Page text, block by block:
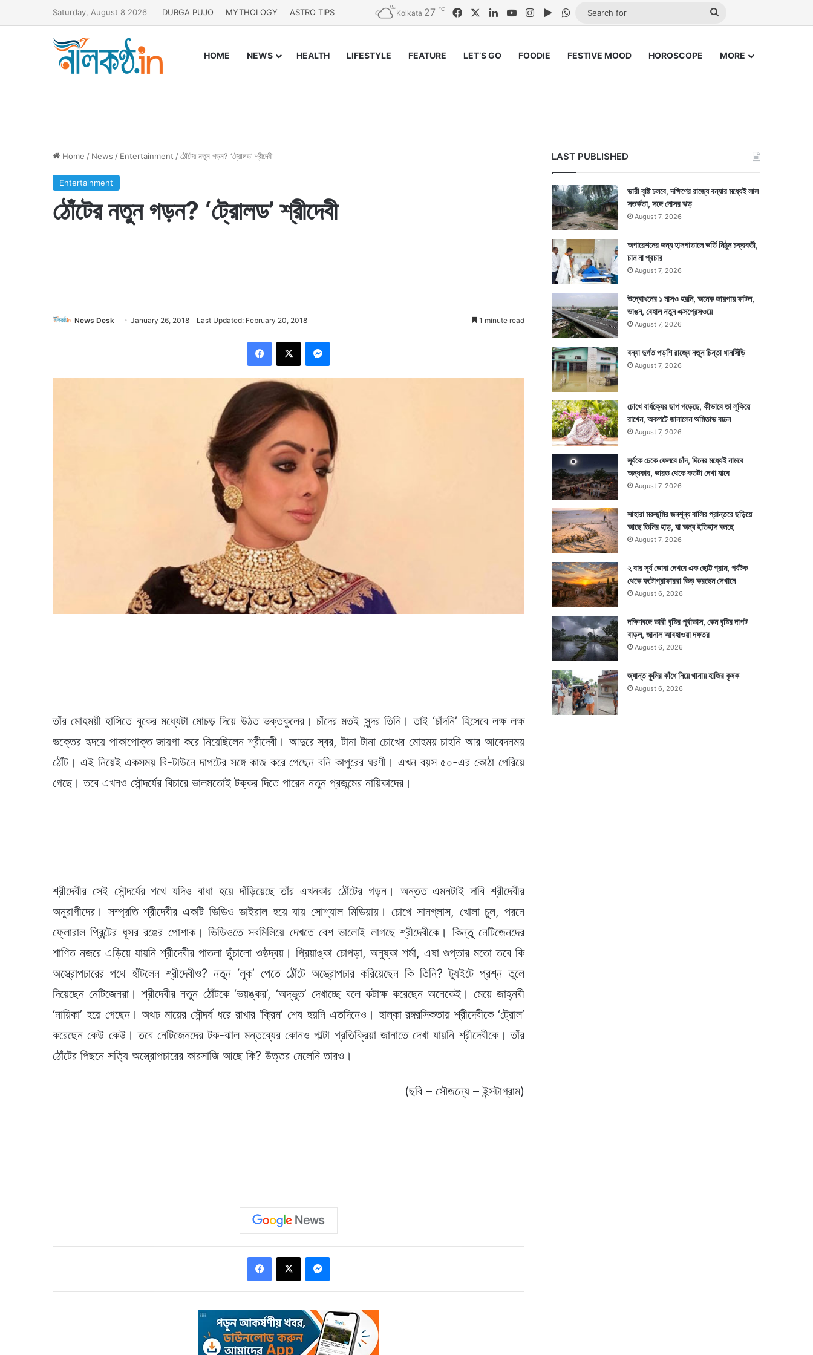
Saturday, August 8 2026 DURGA PUJO MYTHOLOGY ASTRO TIPS Kolkata 27 ℃ FacebookLinkedInYouTubeInstagram
Google Play
WhatsApp
HOME NEWS HEALTH LIFESTYLE FEATURE LET’S GO FOODIE FESTIVE MOOD HOROSCOPE MORE
Home / News / Entertainment /ঠোঁটের নতুন গড়ন? ‘ট্রোলড’ শ্রীদেবী
Entertainment
ঠোঁটের নতুন গড়ন? ‘ট্রোলড’ শ্রীদেবী
News Desk January 26, 2018 Last Updated: February 20, 2018 1 minute read
তাঁর মোহময়ী হাসিতে বুকের মধ্যেটা মোচড় দিয়ে উঠত ভক্তকুলের। চাঁদের মতই সুন্দর তিনি। তাই ‘চাঁদনি’ হিসেবে লক্ষ লক্ষ
ভক্তের হৃদয়ে পাকাপোক্ত জায়গা করে নিয়েছিলেন শ্রীদেবী। আদুরে স্বর, টানা টানা চোখের মোহময় চাহনি আর আবেদনময়
ঠোঁট। এই নিয়েই একসময় বি-টাউনে দাপটের সঙ্গে কাজ করে গেছেন বনি কাপুরের ঘরণী। এখন বয়স ৫০-এর কোঠা পেরিয়ে
গেছে। তবে এখনও সৌন্দর্যের বিচারে ভালমতোই টক্কর দিতে পারেন নতুন প্রজন্মের নায়িকাদের।
শ্রীদেবীর সেই সৌন্দর্যের পথে যদিও বাধা হয়ে দাঁড়িয়েছে তাঁর এখনকার ঠোঁটের গড়ন। অন্তত এমনটাই দাবি শ্রীদেবীর
অনুরাগীদের। সম্প্রতি শ্রীদেবীর একটি ভিডিও ভাইরাল হয়ে যায় সোশ্যাল মিডিয়ায়। চোখে সানগ্লাস, খোলা চুল, পরনে
ফ্লোরাল প্রিন্টের ধূসর রঙের পোশাক। ভিডিওতে সবমিলিয়ে দেখতে বেশ ভালোই লাগছে শ্রীদেবীকে। কিন্তু নেটিজেনদের
শাণিত নজরে এড়িয়ে যায়নি শ্রীদেবীর পাতলা ছুঁচালো ওষ্ঠদ্বয়। প্রিয়াঙ্কা চোপড়া, অনুষ্কা শর্মা, এষা গুপ্তার মতো তবে কি
অস্ত্রোপচারের পথে হাঁটলেন শ্রীদেবীও? নতুন ‘লুক’ পেতে ঠোঁটে অস্ত্রোপচার করিয়েছেন কি তিনি? ট্যুইটে প্রশ্ন তুলে
দিয়েছেন নেটিজেনরা। শ্রীদেবীর নতুন ঠোঁটকে ‘ভয়ঙ্কর’, ‘অদ্ভুত’ দেখাচ্ছে বলে কটাক্ষ করেছেন অনেকেই। মেয়ে জাহ্নবী
‘নায়িকা’ হয়ে গেছেন। অথচ মায়ের সৌন্দর্য ধরে রাখার ‘ক্রিম’ শেষ হয়নি এতদিনেও। হাল্কা রঙ্গরসিকতায় শ্রীদেবীকে ‘ট্রোল’
করেছেন কেউ কেউ। তবে নেটিজেনদের টক-ঝাল মন্তব্যের কোনও পাল্টা প্রতিক্রিয়া জানাতে দেখা যায়নি শ্রীদেবীকে। তাঁর
ঠোঁটের পিছনে সত্যি অস্ত্রোপচারের কারসাজি আছে কি? উত্তর মেলেনি তারও।
(ছবি – সৌজন্যে – ইন্সটাগ্রাম)
LAST PUBLISHED
ভারী বৃষ্টি চলবে, দক্ষিণের রাজ্যে বন্যার মধ্যেই লাল
সতর্কতা, সঙ্গে দোসর ঝড়
August 7, 2026
অপারেশনের জন্য হাসপাতালে ভর্তি মিঠুন চক্রবর্তী,
চান না প্রচার
August 7, 2026
উদ্বোধনের ১ মাসও হয়নি, অনেক জায়গায় ফাটল,
ভাঙন, বেহাল নতুন এক্সপ্রেসওয়ে
August 7, 2026
বন্যা দুর্গত পড়শি রাজ্যে নতুন চিন্তা ধানসিঁড়ি
August 7, 2026
চোখে বার্ধক্যের ছাপ পড়েছে, কীভাবে তা লুকিয়ে
রাখেন, অকপটে জানালেন অমিতাভ বচ্চন
August 7, 2026
সূর্যকে ঢেকে ফেলবে চাঁদ, দিনের মধ্যেই নামবে
অন্ধকার, ভারত থেকে কতটা দেখা যাবে
August 7, 2026
সাহারা মরুভূমির জনশূন্য বালির প্রান্তরে ছড়িয়ে
আছে তিমির হাড়, যা অন্য ইতিহাস বলছে
August 7, 2026
২ বার সূর্য ডোবা দেখবে এক ছোট্ট গ্রাম, পর্যটক
থেকে ফটোগ্রাফাররা ভিড় করছেন সেখানে
August 6, 2026
দক্ষিণবঙ্গে ভারী বৃষ্টির পূর্বাভাস, কেন বৃষ্টির দাপট
বাড়ল, জানাল আবহাওয়া দফতর
August 6, 2026
জ্যান্ত কুমির কাঁধে নিয়ে থানায় হাজির কৃষক
August 6, 2026